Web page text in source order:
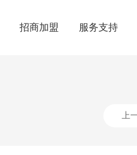
招商加盟 服务支持
上